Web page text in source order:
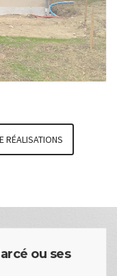
RÉALISATIONS
ou ses